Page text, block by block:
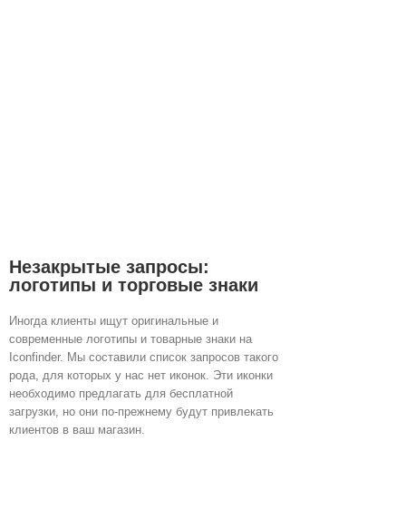
Незакрытые запросы:
логотипы и торговые знаки
Иногда клиенты ищут оригинальные и
современные логотипы и товарные знаки на
Iconfinder. Мы составили список запросов такого
рода, для которых у нас нет иконок. Эти иконки
необходимо предлагать для бесплатной
загрузки, но они по-прежнему будут привлекать
клиентов в ваш магазин.